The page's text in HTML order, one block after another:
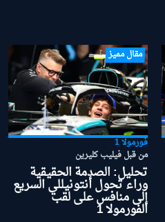
مقال مميز
فورمولا 1
من قبل فيليب كليرين
تحليل: الصدمة الحقيقية
وراء تحول أنتونيللي السريع
إلى منافس على لقب
الفورمولا 1